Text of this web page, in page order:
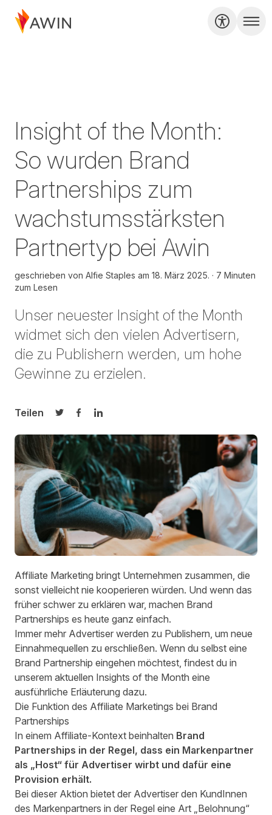
Insight of the Month:
So wurden Brand
Partnerships zum
wachstumsstärksten
Partnertyp bei Awin
geschrieben von Alfie Staples am 18. März 2025.
7 Minuten
zum Lesen
Unser neuester Insight of the Month
widmet sich den vielen Advertisern,
die zu Publishern werden, um hohe
Gewinne zu erzielen.
Teilen
Auf Twitter teilen
Auf Facebook teilen
Auf LinkedIn teilen
Affiliate Marketing bringt Unternehmen zusammen, die
sonst vielleicht nie kooperieren würden. Und wenn das
früher schwer zu erklären war, machen Brand
Partnerships es heute ganz einfach.
Immer mehr Advertiser werden zu Publishern, um neue
Einnahmequellen zu erschließen. Wenn du selbst eine
Brand Partnership eingehen möchtest, findest du in
unserem aktuellen Insights of the Month eine
ausführliche Erläuterung dazu.
Die Funktion des Affiliate Marketings bei Brand
Partnerships
In einem Affiliate-Kontext beinhalten Brand
Partnerships in der Regel, dass ein Markenpartner
als „Host“ für Advertiser wirbt und dafür eine
Provision erhält.
Bei dieser Aktion bietet der Advertiser den KundInnen
des Markenpartners in der Regel eine Art „Belohnung“